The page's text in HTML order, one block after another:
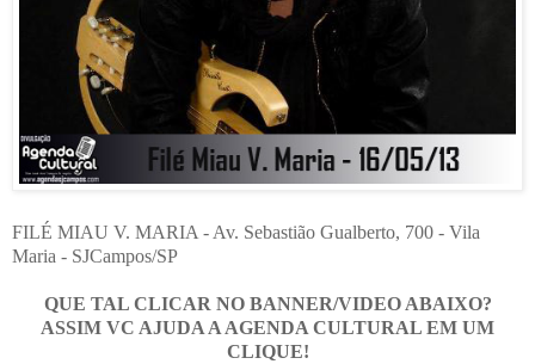
FILÉ MIAU V. MARIA - Av. Sebastião Gualberto, 700 - Vila
Maria - SJCampos/SP
QUE TAL CLICAR NO BANNER/VIDEO ABAIXO?
ASSIM VC AJUDA A AGENDA CULTURAL EM UM
CLIQUE!